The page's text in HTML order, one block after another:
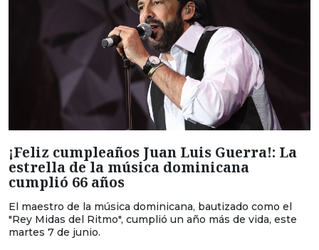
¡Feliz cumpleaños Juan Luis Guerra!: La
estrella de la música dominicana
cumplió 66 años
El maestro de la música dominicana, bautizado como el
"Rey Midas del Ritmo", cumplió un año más de vida, este
martes 7 de junio.